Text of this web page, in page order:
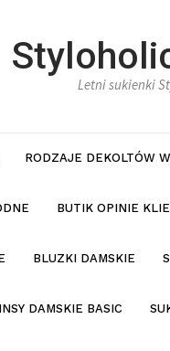
Letni sukienki
RODZAJE DEKOLTÓW
BUTIK OPINIE
BLUZKI DAMSKIE
DAMSKIE BASIC